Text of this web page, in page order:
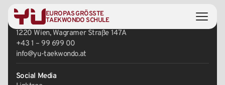
EUROPAS GRÖSSTE
TAEKWONDO SCHULE
Zentrale
1220 Wien, Wagramer Straße 147A
+43 1 – 99 699 00
info@yu-taekwondo.at
Social Media